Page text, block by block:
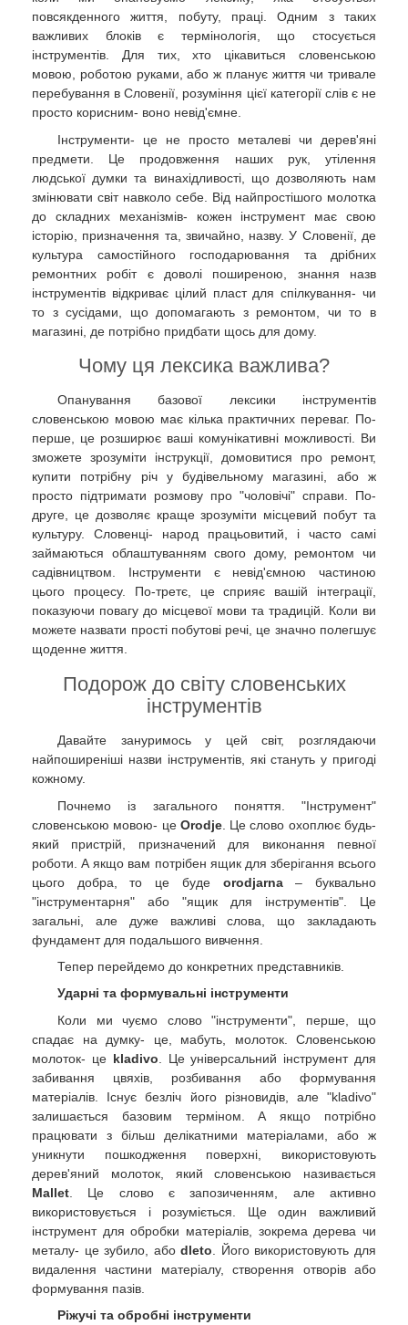
повсякденного життя, побуту, праці. Одним з таких
важливих блоків є термінологія, що стосується
інструментів. Для тих, хто цікавиться словенською
мовою, роботою руками, або ж планує життя чи тривале
перебування в Словенії, розуміння цієї категорії слів є не
просто корисним- воно невід'ємне.
Інструменти- це не просто металеві чи дерев'яні
предмети. Це продовження наших рук, утілення
людської думки та винахідливості, що дозволяють нам
змінювати світ навколо себе. Від найпростішого молотка
до складних механізмів- кожен інструмент має свою
історію, призначення та, звичайно, назву. У Словенії, де
культура самостійного господарювання та дрібних
ремонтних робіт є доволі поширеною, знання назв
інструментів відкриває цілий пласт для спілкування- чи
то з сусідами, що допомагають з ремонтом, чи то в
магазині, де потрібно придбати щось для дому.
Чому ця лексика важлива?
Опанування базової лексики інструментів
словенською мовою має кілька практичних переваг. По-
перше, це розширює ваші комунікативні можливості. Ви
зможете зрозуміти інструкції, домовитися про ремонт,
купити потрібну річ у будівельному магазині, або ж
просто підтримати розмову про "чоловічі" справи. По-
друге, це дозволяє краще зрозуміти місцевий побут та
культуру. Словенці- народ працьовитий, і часто самі
займаються облаштуванням свого дому, ремонтом чи
садівництвом. Інструменти є невід'ємною частиною
цього процесу. По-третє, це сприяє вашій інтеграції,
показуючи повагу до місцевої мови та традицій. Коли ви
можете назвати прості побутові речі, це значно полегшує
щоденне життя.
Подорож до світу словенських
інструментів
Давайте зануримось у цей світ, розглядаючи
найпоширеніші назви інструментів, які стануть у пригоді
кожному.
Почнемо із загального поняття. "Інструмент"
словенською мовою- це Orodje. Це слово охоплює будь-
який пристрій, призначений для виконання певної
роботи. А якщо вам потрібен ящик для зберігання всього
цього добра, то це буде orodjarna– буквально
"інструментарня" або "ящик для інструментів". Це
загальні, але дуже важливі слова, що закладають
фундамент для подальшого вивчення.
Тепер перейдемо до конкретних представників.
Ударні та формувальні інструменти
Коли ми чуємо слово "інструменти", перше, що
спадає на думку- це, мабуть, молоток. Словенською
молоток- це kladivo . Це універсальний інструмент для
забивання цвяхів, розбивання або формування
матеріалів. Існує безліч його різновидів, але "kladivo"
залишається базовим терміном. А якщо потрібно
працювати з більш делікатними матеріалами, або ж
уникнути пошкодження поверхні, використовують
дерев'яний молоток, який словенською називається
Mallet . Це слово є запозиченням, але активно
використовується і розуміється. Ще один важливий
інструмент для обробки матеріалів, зокрема дерева чи
металу- це зубило, абоdleto . Його використовують для
видалення частини матеріалу, створення отворів або
формування пазів.
Ріжучі та обробні інструменти